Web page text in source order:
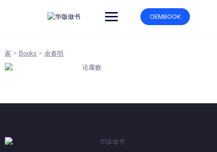
OEMBOOK
家 > Books > 余春明